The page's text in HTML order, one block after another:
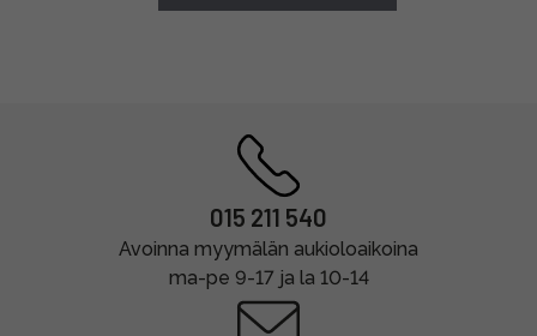
015 211 540
Avoinna myymälän aukioloaikoina
ma-pe 9-17 ja la 10-14